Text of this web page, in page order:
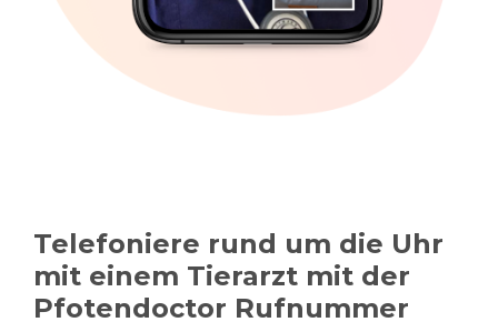
Telefoniere rund um die Uhr
mit einem Tierarzt mit der
Pfotendoctor Rufnummer